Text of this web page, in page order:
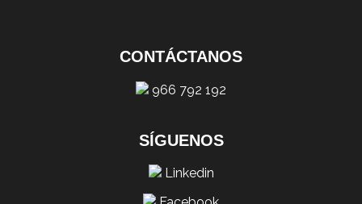
CONTÁCTANOS
966 792 192
SÍGUENOS
Linkedin